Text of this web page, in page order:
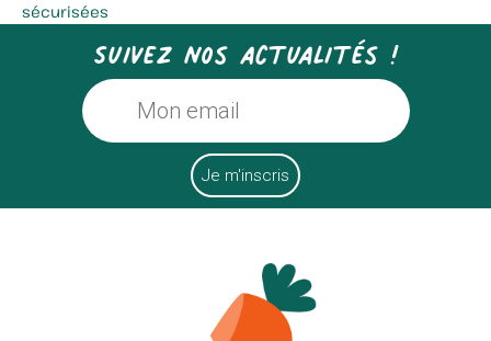
sécurisées
Suivez nos actualités !